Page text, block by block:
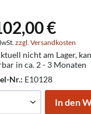
€
zzgl. Versandkosten
nicht am Lager,
in ca. 2 - 3 Monaten
Nr.: E10128
In den